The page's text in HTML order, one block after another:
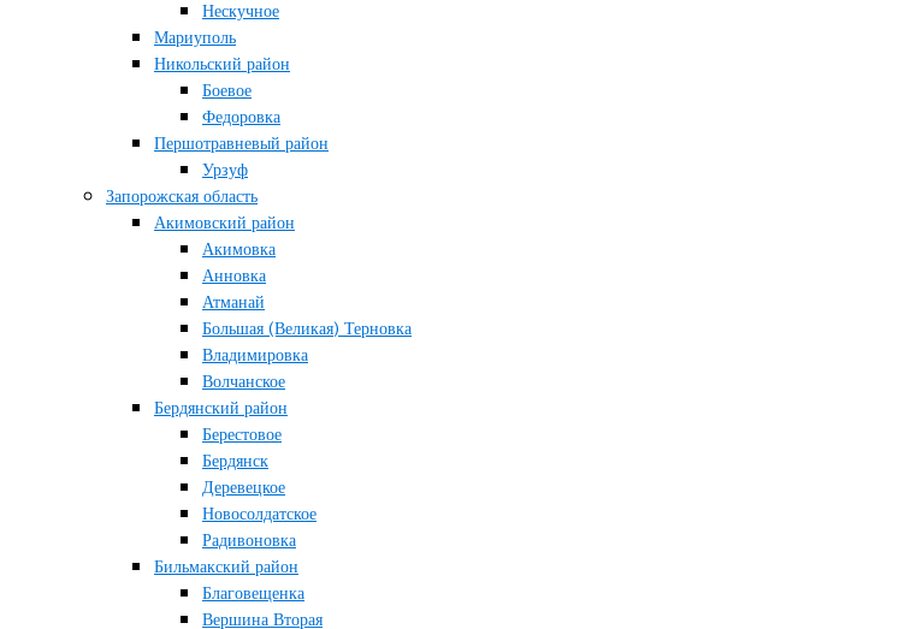
Нескучное
Мариуполь
Никольский район
Боевое
Федоровка
Першотравневый район
Урзуф
Запорожская область
Акимовский район
Акимовка
Анновка
Атманай
Большая (Великая) Терновка
Владимировка
Волчанское
Бердянский район
Берестовое
Бердянск
Деревецкое
Новосолдатское
Радивоновка
Бильмакский район
Благовещенка
Вершина Вторая